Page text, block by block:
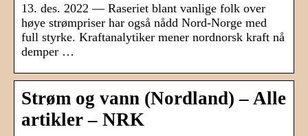
13. des. 2022 — Raseriet blant vanlige folk over
høye strømpriser har også nådd Nord-Norge med
full styrke. Kraftanalytiker mener nordnorsk kraft nå
demper …
Strøm og vann (Nordland) – Alle
artikler – NRK